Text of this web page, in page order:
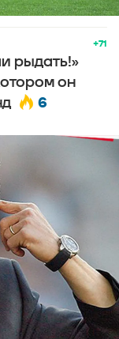
+71
рыдать!»
он
6